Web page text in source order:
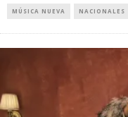
MÚSICA NUEVA NACIONALES